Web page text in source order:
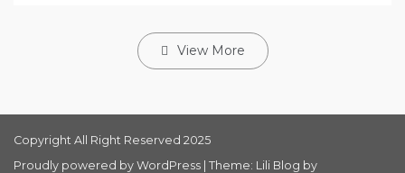
View More
Copyright All Right Reserved 2025
Proudly powered by WordPress Theme: Lili Blog by